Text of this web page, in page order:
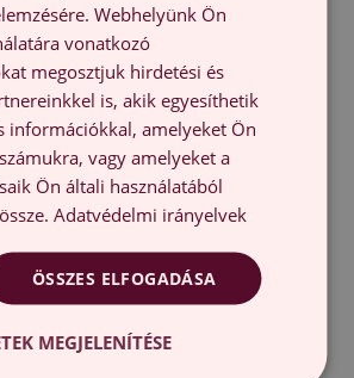
Függőleges vonalak a táblán
érhető el: 20×20×20 cm és
könnyedén alkalmazkodik a
és lakberendezési
választás, ha nagyobb
szeretnél egyedi megjelenést
Akár teljes átalakítást tervezel,
változtatást, ezek a termékek
kölcsönöznek a térnek. Válaszd
és élvezd a tekinteteket vonzó
terméket választani?
Webhelyünk Ön
vonatkozó
megosztjuk hirdetési és
is, akik egyesíthetik
információkkal, amelyeket Ön
vagy amelyeket a
Ön általi használatából
Adatvédelmi irányelvek
ÖSSZES ELFOGADÁSA
MEGJELENÍTÉSE